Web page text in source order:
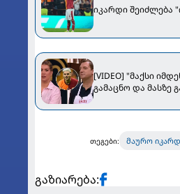
იკარდი შეიძლება
[VIDEO] "მაქსი
გამაცნო და მასზე
დიდი განხილვა
თეგები: მაურო
გაზიარება: